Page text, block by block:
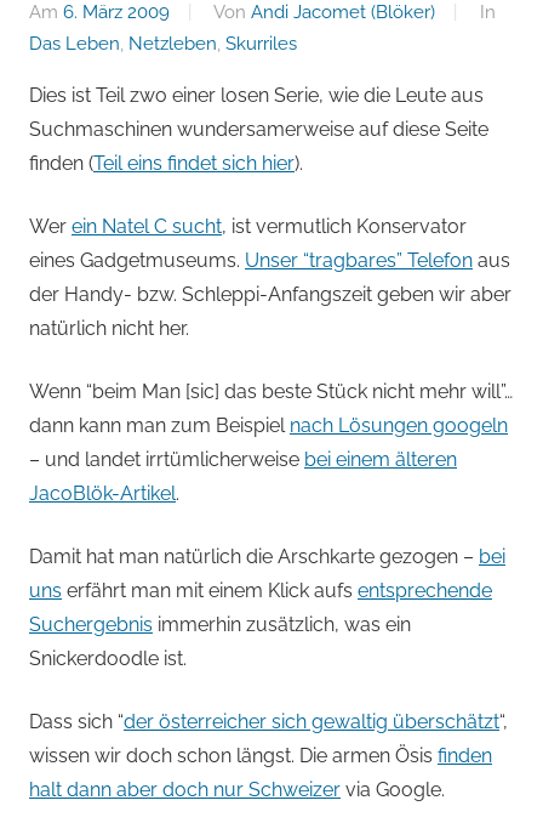
Blog
von
Andi
Jacomet
Am 6. März 2009 Von Andi Jacomet (Blöker)
In
Das Leben, Netzleben, Skurriles
Dies ist Teil zwo einer losen Serie, wie die Leute aus
Suchmaschinen wundersamerweise auf diese Seite
finden (Teil eins findet sich hier).
Wer ein Natel C sucht, ist vermutlich Konservator
eines Gadgetmuseums. Unser “tragbares” Telefon aus
der Handy- bzw. Schleppi-Anfangszeit geben wir aber
natürlich nicht her.
Wenn “beim Man [sic] das beste Stück nicht mehr will”…
dann kann man zum Beispiel nach Lösungen googeln
– und landet irrtümlicherweise bei einem älteren
JacoBlök-Artikel.
Damit hat man natürlich die Arschkarte gezogen – bei
uns erfährt man mit einem Klick aufs entsprechende
Suchergebnis immerhin zusätzlich, was ein
Snickerdoodle ist.
Dass sich “der österreicher sich gewaltig überschätzt“,
wissen wir doch schon längst. Die armen Ösis finden
halt dann aber doch nur Schweizer via Google.